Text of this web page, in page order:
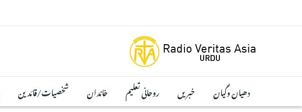
دھیان وگیان خبریں روحانی تعلیم خاندان شخصیات/قائدین